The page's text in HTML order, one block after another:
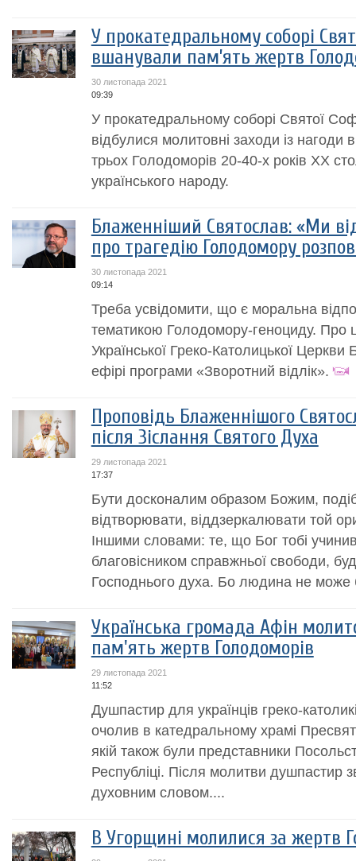
У прокатедральному соборі
вшанували пам’ять жертв
30 листопада 2021
09:39
У прокатедральному соборі Святої
відбулися молитовні заходи із нагоди
трьох Голодоморів 20-40-х років ХХ
українського народу.
Блаженніший Святослав: «Ми
про трагедію Голодомору
30 листопада 2021
09:14
Треба усвідомити, що є моральна
тематикою Голодомору-геноциду. Про
Української Греко-Католицької
ефірі програми «Зворотний відлік».
Проповідь Блаженнішого
після Зіслання Святого Духа
29 листопада 2021
17:37
Бути досконалим образом Божим,
відтворювати, віддзеркалювати той
Іншими словами: те, що Бог тобі
благовісником справжньої свободи,
Господнього духа. Бо людина не може
Українська громада Афін
пам'ять жертв Голодоморів
29 листопада 2021
11:52
Душпастир для українців греко-
очолив в катедральному храмі
якій також були представники
Республіці. Після молитви душпастир
духовним словом....
В Угорщині молилися за жертв